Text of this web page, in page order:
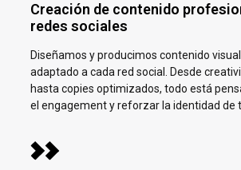
Creación de contenido
redes sociales
Diseñamos y producimos contenido
adaptado a cada red social. Desde
hasta copies optimizados, todo está
el engagement y reforzar la identidad de